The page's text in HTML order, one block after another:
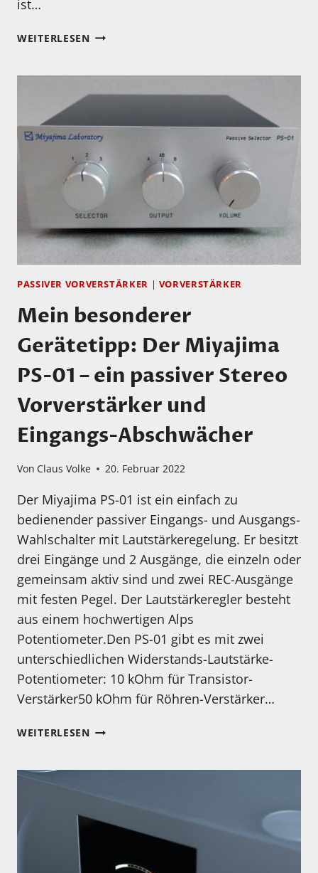
ist…
WEITERLESENNEWS
PASSIVER VORVERSTÄRKER | VORVERSTÄRKER
Mein besonderer
Gerätetipp: Der Miyajima
PS-01 – ein passiver Stereo
Vorverstärker und
Eingangs-Abschwächer
Von Claus Volke 20. Februar 2022
Der Miyajima PS-01 ist ein einfach zu
bedienender passiver Eingangs- und Ausgangs-
Wahlschalter mit Lautstärkeregelung. Er besitzt
drei Eingänge und 2 Ausgänge, die einzeln oder
gemeinsam aktiv sind und zwei REC-Ausgänge
mit festen Pegel. Der Lautstärkeregler besteht
aus einem hochwertigen Alps
Potentiometer.Den PS-01 gibt es mit zwei
unterschiedlichen Widerstands-Lautstärke-
Potentiometer: 10 kOhm für Transistor-
Verstärker50 kOhm für Röhren-Verstärker…
WEITERLESENMEIN